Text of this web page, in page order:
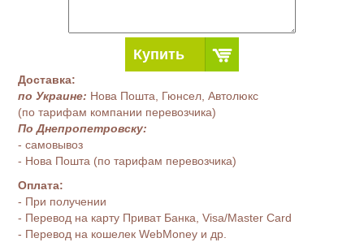
Купить
Доставка:
по Украине: Нова Пошта, Гюнсел, Автолюкс
(по тарифам компании перевозчика)
По Днепропетровску:
- самовывоз
- Нова Пошта (по тарифам перевозчика)
Оплата:
- При получении
- Перевод на карту Приват Банка, Visa/Master Card
- Перевод на кошелек WebMoney и др.